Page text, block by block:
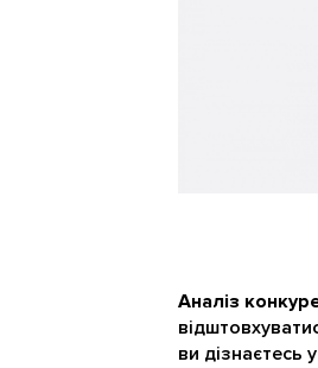
Аналіз
ви дізнаєтесь